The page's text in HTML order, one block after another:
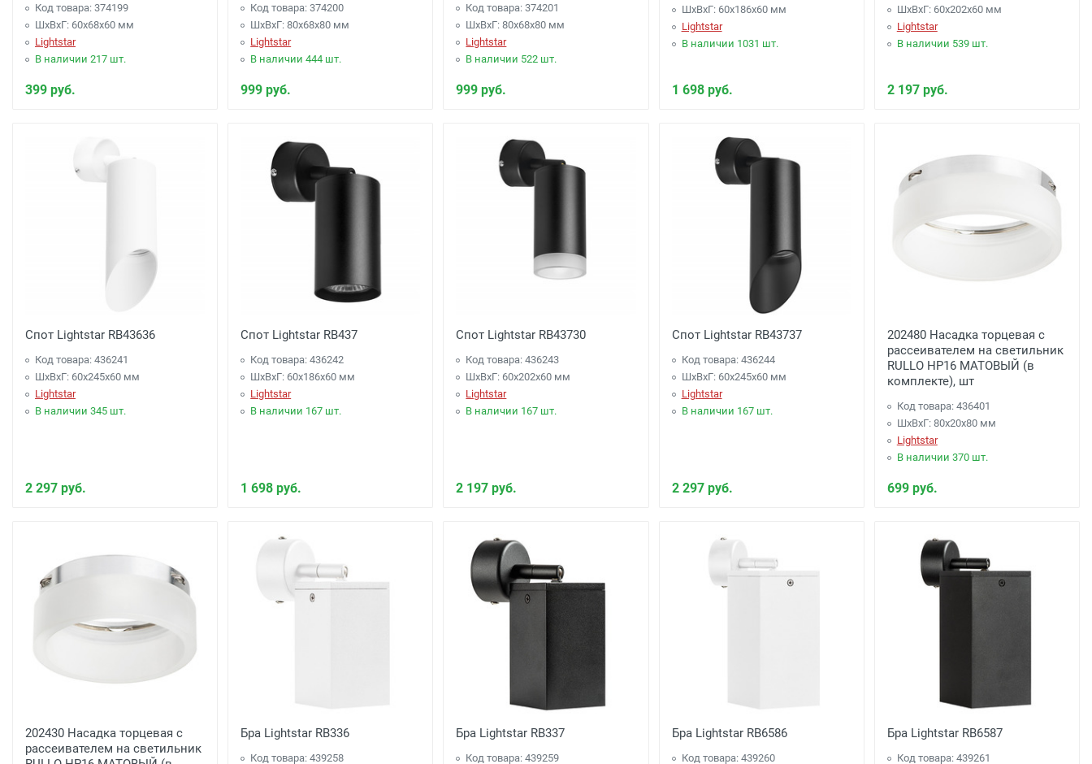
Код товара: 374199
ШхВхГ: 60x68x60 мм
Lightstar
В наличии 217 шт.
399 руб.
Код товара: 374200
ШхВхГ: 80x68x80 мм
Lightstar
В наличии 444 шт.
999 руб.
Код товара: 374201
ШхВхГ: 80x68x80 мм
Lightstar
В наличии 522 шт.
999 руб.
ШхВхГ: 60x186x60 мм
Lightstar
В наличии 1031 шт.
1 698 руб.
ШхВхГ: 60x202x60 мм
Lightstar
В наличии 539 шт.
2 197 руб.
Спот Lightstar RB43636
Код товара: 436241
ШхВхГ: 60x245x60 мм
Lightstar
В наличии 345 шт.
2 297 руб.
Спот Lightstar RB437
Код товара: 436242
ШхВхГ: 60x186x60 мм
Lightstar
В наличии 167 шт.
1 698 руб.
Спот Lightstar RB43730
Код товара: 436243
ШхВхГ: 60x202x60 мм
Lightstar
В наличии 167 шт.
2 197 руб.
Спот Lightstar RB43737
Код товара: 436244
ШхВхГ: 60x245x60 мм
Lightstar
В наличии 167 шт.
2 297 руб.
202480 Насадка торцевая с
рассеивателем на светильник
RULLO HP16 МАТОВЫЙ (в
комплекте), шт
Код товара: 436401
ШхВхГ: 80x20x80 мм
Lightstar
В наличии 370 шт.
699 руб.
202430 Насадка торцевая с
рассеивателем на светильник
Бра Lightstar RB336
Код товара: 439258
Бра Lightstar RB337
Код товара: 439259
Бра Lightstar RB6586
Код товара: 439260
Бра Lightstar RB6587
Код товара: 439261